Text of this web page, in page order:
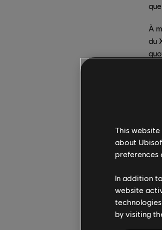
À
du
This
about
preferences
In addition
website
by visiting